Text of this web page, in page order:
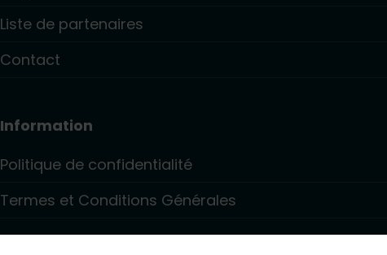
Liste de partenaires
Contact
Information
Politique de confidentialité
Termes et Conditions Générales